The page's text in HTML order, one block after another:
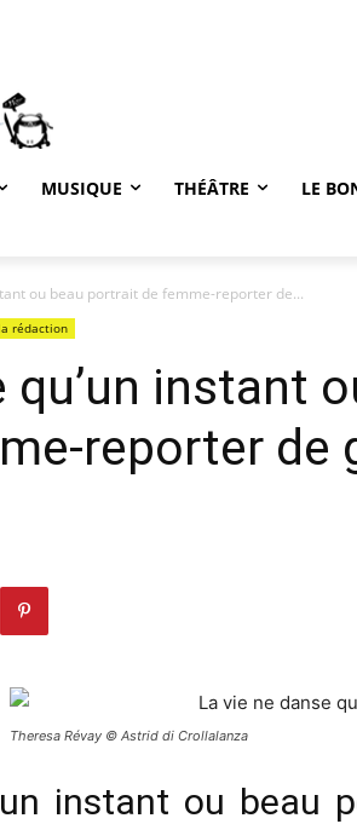
MUSIQUE THÉÂTRE LE
ou beau portrait de femme-reporter de...
rédaction
qu’un instant
reporter de
Theresa Révay © Astrid di Crollalanza
instant ou beau